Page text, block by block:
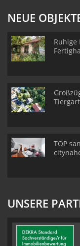
NEUE
Ruhige
TOP
UNSERE